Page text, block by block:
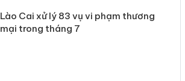
Lào Cai xử lý 83 vụ vi phạm thương
mại trong tháng 7